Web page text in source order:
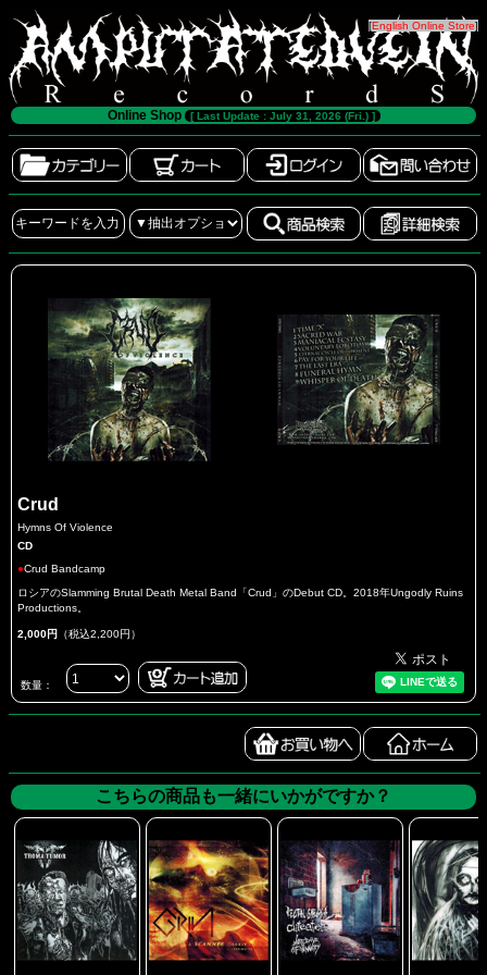
[English Online Store]
Online Shop [ Last Update : July 31, 2026 (Fri.) ]
Crud
Hymns Of Violence
CD
●Crud Bandcamp
ロシアのSlamming Brutal Death Metal Band「Crud」のDebut CD。2018年Ungodly Ruins
Productions。
2,000円 （税込2,200円）
数量：
こちらの商品も一緒にいかがですか？